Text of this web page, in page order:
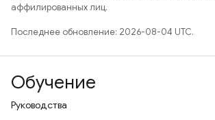
аффилированных лиц.
Последнее обновление: 2026-08-04 UTC.
Обучение
Руководства